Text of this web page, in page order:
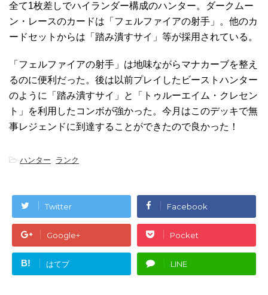
全て1枚差しでハイランダー構成のハンター。ダークムー
ン・レースのカードは「フェルファイアの射手」。他のカ
ードセットからは「踏み潰すサイ」等が採用されている。
「フェルファイアの射手」は地味ながらマナカーブを整え
るのに便利だった。後は以前プレイしたビーストハンター
のように「踏み潰すサイ」と「トゥルーエイム・クレセン
ト」を利用したコンボが強かった。今月はこのデッキで無
事レジェンドに到達することができたので良かった！
-ハンター, ランク
Twitter Facebook
Google+ Pocket
B! はてブ LINE